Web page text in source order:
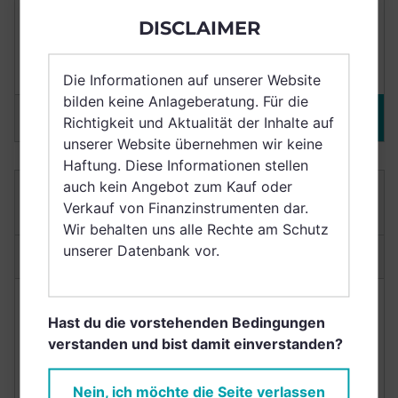
Nachhaltig (3 Jahre)
Merken DETAILS
C-QUADRAT ARTS TOTAL RETURN ESG T
AT0000618137
Anlagetyp:Mischfonds
NACHHALTIGKEIT
8/10Punkte
RENDITE
+44,35%
DISCLAIMER
Die Informationen auf unserer Website
bilden keine Anlageberatung. Für die
Richtigkeit und Aktualität der Inhalte auf
unserer Website übernehmen wir keine
Haftung. Diese Informationen stellen
auch kein Angebot zum Kauf oder
Verkauf von Finanzinstrumenten dar.
Wir behalten uns alle Rechte am Schutz
unserer Datenbank vor.
Hast du die vorstehenden Bedingungen
verstanden und bist damit einverstanden?
Nein, ich möchte die Seite verlassen